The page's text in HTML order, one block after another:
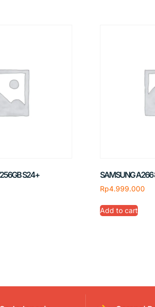
S24+ SAMSUNG A266
Rp4.999.000
Add to cart